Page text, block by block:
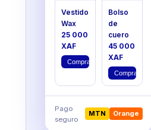
Vestido
Wax
25 000
XAF
Comprar
Bolso
de
cuero
45 000
XAF
Comprar
Pago
seguro
MTN Orange